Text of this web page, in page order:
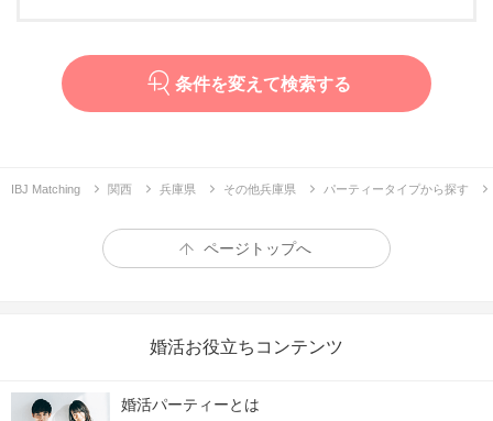
条件を変えて検索する
IBJ Matching 関西 兵庫県 その他兵庫県 パーティータイプから探す
ページトップへ
婚活お役立ちコンテンツ
婚活パーティーとは